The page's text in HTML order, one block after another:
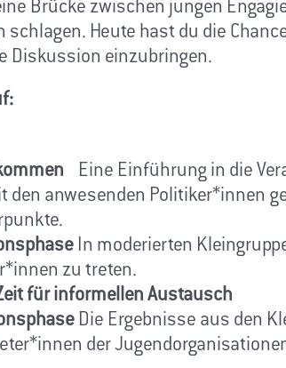
Brücke zwischen jungen
Heute hast du die
Diskussion einzubringen.
Eine Einführung in die
den anwesenden Politiker*innen
In moderierten
zu treten.
für informellen Austausch
Die Ergebnisse aus den
der Jugendorganisationen